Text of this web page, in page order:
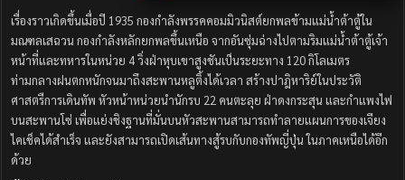
เรื่องราวเกิดขึ้นเมื่อปี 1935 กองกำลังพรรคคอมมิวนิสต์ยกพลข้ามแม่น้ำต้าตู้ใน
มณฑลเสฉวน กองกำลังหลักยกพลขึ้นเหนือ จากอันซุ่มฉ่างไปตามริมแม่น้ำต้าตู้เจ้า
หน้าที่และทหารในหน่วย 4 วิ่งฝ่าหุบเขาสูงชันเป็นระยะทาง 120 กิโลเมตร
ท่ามกลางฝนตกหนักจนมาถึงสะพานหลูติ้งได้เวลา สร้างปาฎิหาริย์ในประวัติ
ศาสตรืการเดินทัพ หัวหน้าหน่วยนำนักรบ 22 คนตะลุย ฝ่าดงกระสุน และกำแพงไฟ
บนสะพานโซ่ เพื่อแย่งชิงฐานที่มั่นบนหัวสะพานสามารถทำลายแผนการของเจียง
ไคเช็คได้สำเร็จ และยังสามารถเปิดเส้นทางสู้รบกับกองทัพญี่ปุ่น ในภาคเหนือได้อีก
ด้วย